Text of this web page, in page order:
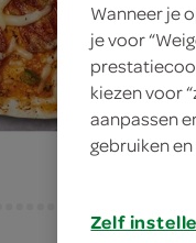
Wanneer je
je voor
kiezen voor
aanpassen
gebruiken
Zelf